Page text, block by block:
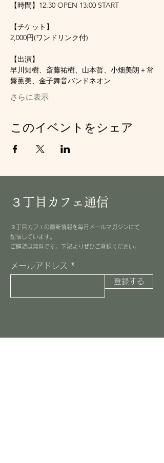
【時間】12:30 OPEN 13:00 START
【チケット】
2,000円(ワンドリンク付)
【出演】
早川知樹、斎藤祐樹、山本哲、小畑美朗＋常
盤薫美、金子舞音バンドネオン
さらに表示
このイベントをシェア
３丁目カフェ通信
３丁目カフェの最新情報を毎月メールマガジンにて
配信しています。
​ご購読は無料です。下記よりぜひご登録ください。
メールアドレス
登録する